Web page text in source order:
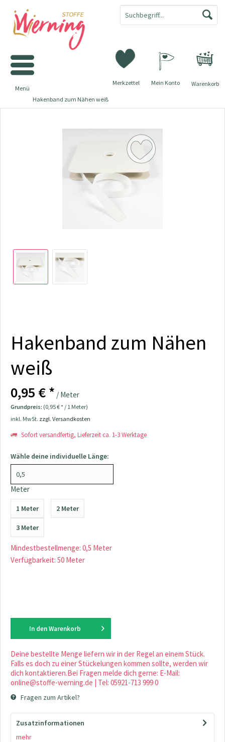
Warenkorb
Merkzettel Mein Konto
Menü
Hakenband zum Nähen weiß
Hakenband zum Nähen
weiß
0,95 € * / Meter
Grundpreis: (0,95 € * / 1 Meter)
inkl. MwSt. zzgl. Versandkosten
Sofort versandfertig, Lieferzeit ca. 1-3 Werktage
Wähle deine individuelle Länge:
Meter
1 Meter 2 Meter
3 Meter
Mindestbestellmenge: 0,5 Meter
Verfügbarkeit: 50 Meter
In den Warenkorb
Deine bestellte Menge liefern wir in der Regel an einem Stück.
Falls es doch zu einer Stückelungen kommen sollte, werden wir
dich kontaktieren.Bei Fragen melde dich gerne: E-Mail:
online@stoffe-werning.de | Tel: 05921-713 999 0
Fragen zum Artikel?
Zusatzinformationen
mehr